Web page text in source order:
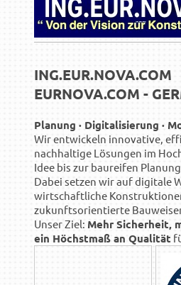
EURNOVA.COM -
Planung · Digitalisierung ·
Wir entwickeln innovative,
nachhaltige Lösungen im
Idee bis zur baureifen
Dabei setzen wir auf digitale
wirtschaftliche
zukunftsorientierte
Unser Ziel: Mehr Sicherheit,
ein Höchstmaß an Qualität